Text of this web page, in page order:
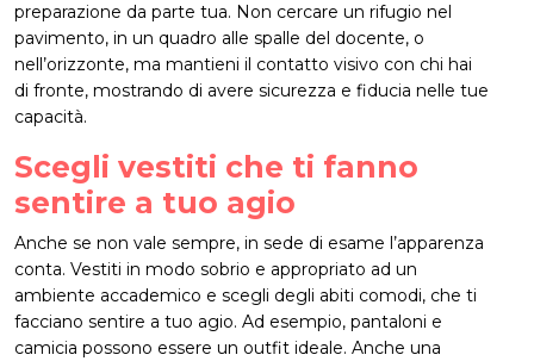
preparazione da parte tua. Non cercare un rifugio nel
pavimento, in un quadro alle spalle del docente, o
nell’orizzonte, ma mantieni il contatto visivo con chi hai
di fronte, mostrando di avere sicurezza e fiducia nelle tue
capacità.
Scegli vestiti che ti fanno
sentire a tuo agio
Anche se non vale sempre, in sede di esame l’apparenza
conta. Vestiti in modo sobrio e appropriato ad un
ambiente accademico e scegli degli abiti comodi, che ti
facciano sentire a tuo agio. Ad esempio, pantaloni e
camicia possono essere un outfit ideale. Anche una